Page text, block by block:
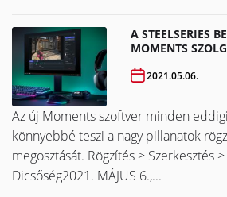
A STEELSERIES
MOMENTS
2021.05.06.
Az új Moments szoftver minden
könnyebbé teszi a nagy pillanatok
megosztását. Rögzítés > Szerkesztés
Dicsőség2021. MÁJUS 6.,...